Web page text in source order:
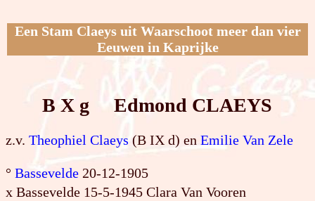
Een Stam Claeys uit Waarschoot meer dan vier
Eeuwen in Kaprijke
B X g Edmond CLAEYS
z.v. Theophiel Claeys (B IX d) en Emilie Van Zele
° Bassevelde 20-12-1905
x Bassevelde 15-5-1945 Clara Van Vooren